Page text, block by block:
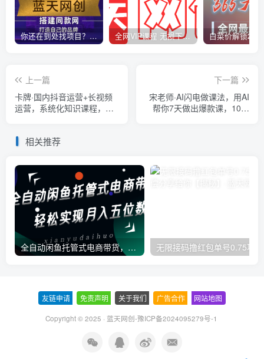
你还在到处找项目？还在当韭菜？我靠卖项目一个月收入5万+，曾经我也是个失败者。 全网VIP课程 无损下载~
上一篇
卡牌·国内抖音运营+长视频
运营，系统化知识课程，是
下一篇
宋老师·AI闪电做课法，用AI
帮你7天做出爆款课，10秒
相关推荐
全自动闲鱼托管式电商带货，一部手机和一个闲鱼号就可以开干，轻松实现月入五位数
友链申请 免责声明 关于我们 广告合作 网站地图
Copyright © 2025 · 蓝天网创-豫ICP备2024095279号-1